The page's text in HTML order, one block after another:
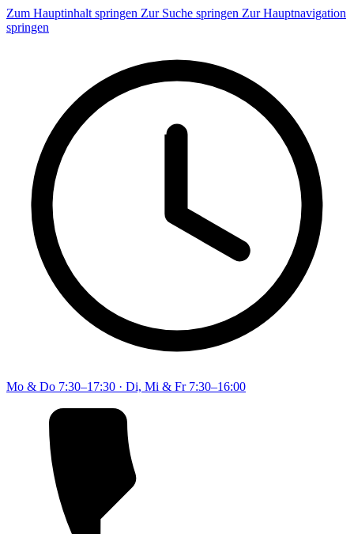
Zum Hauptinhalt springen Zur Suche springen Zur Hauptnavigation
springen
Mo & Do 7:30–17:30 · Di, Mi & Fr 7:30–16:00